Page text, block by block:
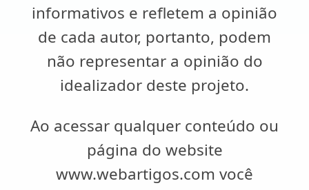
informativos e refletem a opinião
de cada autor, portanto, podem
não representar a opinião do
idealizador deste projeto.
Ao acessar qualquer conteúdo ou
página do website
www.webartigos.com você